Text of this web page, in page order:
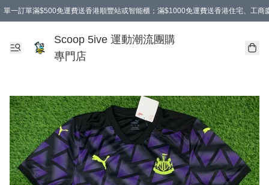
單一訂單滿$500免運費送香港順豐站或智能櫃；滿$1000免運費送香港住宅、工商
Scoop 5ive 運動潮流團購
專門店